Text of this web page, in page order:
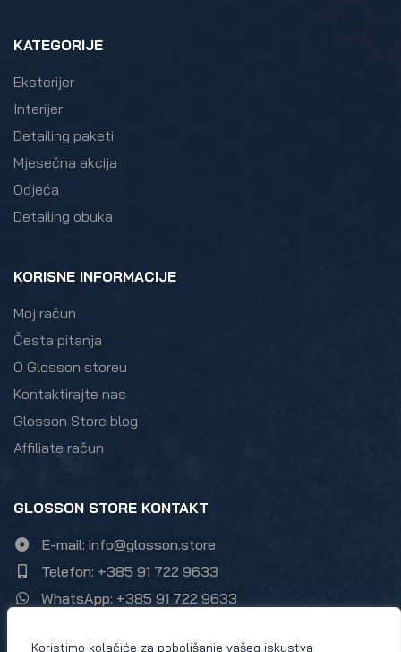
Koristimo kolačiće za poboljšanje vašeg iskustva
KATEGORIJE
Eksterijer
Interijer
Detailing paketi
Mjesečna akcija
Odjeća
Detailing obuka
KORISNE INFORMACIJE
Moj račun
Česta pitanja
O Glosson storeu
Kontaktirajte nas
Glosson Store blog
Affiliate račun
GLOSSON STORE KONTAKT
E-mail: info@glosson.store
Telefon: +385 91 722 9633
WhatsApp: +385 91 722 9633